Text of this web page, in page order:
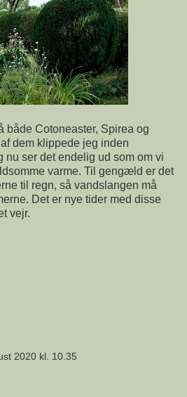
både Cotoneaster, Spirea og
dem klippede jeg inden
nu ser det endelig ud som om vi
varme. Til gengæld er det
til regn, så vandslangen må
Det er nye tider med disse
vejr.
2020 kl. 10.35